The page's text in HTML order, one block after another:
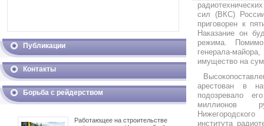
Публикации
Контакты
Борьба с рейдерством
Работающее на строительстве
сил (ВКС)
приговорен к
Наказание он
режима.
генерала-
имущество на
арестован в
подозревало
миллионов
института